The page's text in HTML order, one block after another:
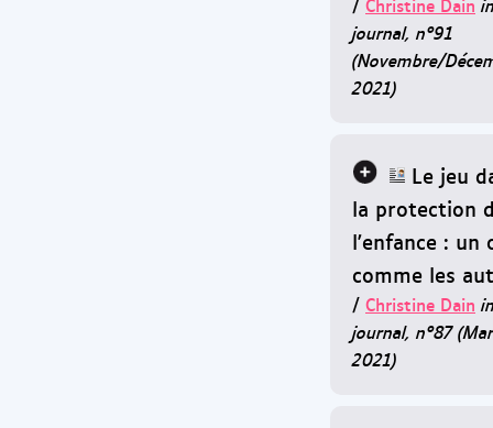
journal, n°91
(Novembre/
2021)
Le jeu
la protection
l'enfance : un
comme les
/ Christine Dain
journal, n°87
2021)